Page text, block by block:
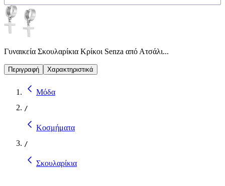
Γυναικεία Σκουλαρίκια Κρίκοι Senza από Ατσάλι...
Περιγραφή Χαρακτηριστικά
Μόδα
/
Κοσμήματα
/
Σκουλαρίκια